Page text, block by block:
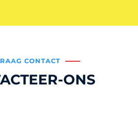
CONTACT
ONS